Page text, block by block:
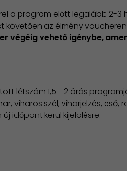
a program előtt legalább 2-
követően az élmény
végéig vehető igénybe,
létszám 1,5 - 2 órás
viharos szél, viharjelzés, eső,
időpont kerül kijelölésre.